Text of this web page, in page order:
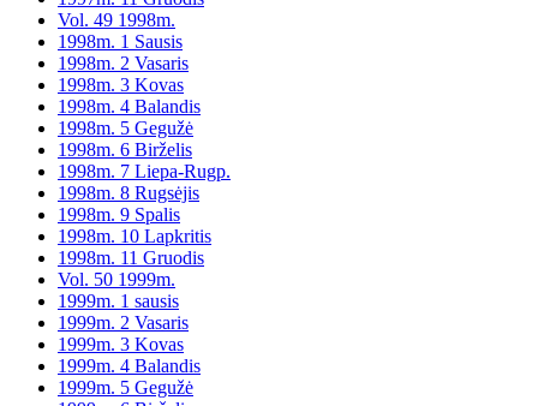
Vol. 49 1998m.
1998m. 1 Sausis
1998m. 2 Vasaris
1998m. 3 Kovas
1998m. 4 Balandis
1998m. 5 Gegužė
1998m. 6 Birželis
1998m. 7 Liepa-Rugp.
1998m. 8 Rugsėjis
1998m. 9 Spalis
1998m. 10 Lapkritis
1998m. 11 Gruodis
Vol. 50 1999m.
1999m. 1 sausis
1999m. 2 Vasaris
1999m. 3 Kovas
1999m. 4 Balandis
1999m. 5 Gegužė